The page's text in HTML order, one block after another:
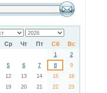
Ср Чт Пт Сб Вс
1
2
5 6 7 8
9
12 13 14 15
16
19 20 21 22
23